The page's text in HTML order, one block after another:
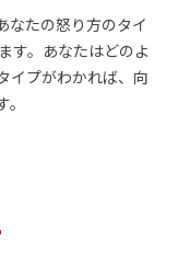
なたの怒り方のタイ
す。あなたはどのよ
イプがわかれば、向